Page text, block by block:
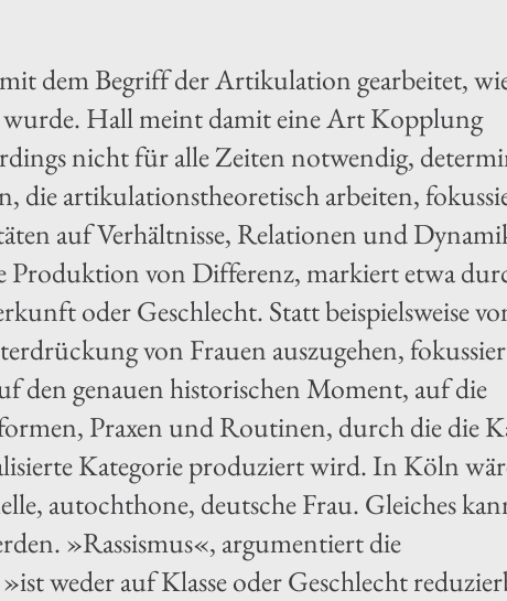
dem Begriff der Artikulation gearbeitet,
Hall meint damit eine Art Kopplung
nicht für alle Zeiten notwendig,
die artikulationstheoretisch arbeiten,
auf Verhältnisse, Relationen und
Produktion von Differenz, markiert etwa
oder Geschlecht. Statt beispielsweise
von Frauen auszugehen,
den genauen historischen Moment, auf die
Praxen und Routinen, durch die die
Kategorie produziert wird. In Köln
autochthone, deutsche Frau. Gleiches
»Rassismus«, argumentiert die
weder auf Klasse oder Geschlecht